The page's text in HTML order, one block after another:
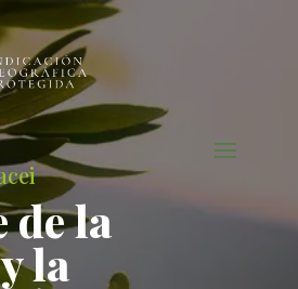
de la
la